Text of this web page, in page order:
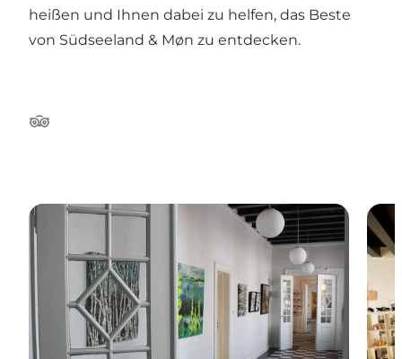
heißen und Ihnen dabei zu helfen, das Beste
von Südseeland & Møn zu entdecken.
Tripadvisor